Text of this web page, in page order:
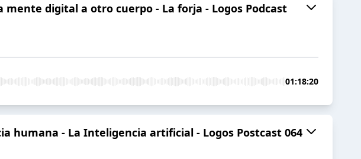
mente digital a otro cuerpo - La forja - Logos Podcast
01:18:20
humana - La Inteligencia artificial - Logos Postcast 064